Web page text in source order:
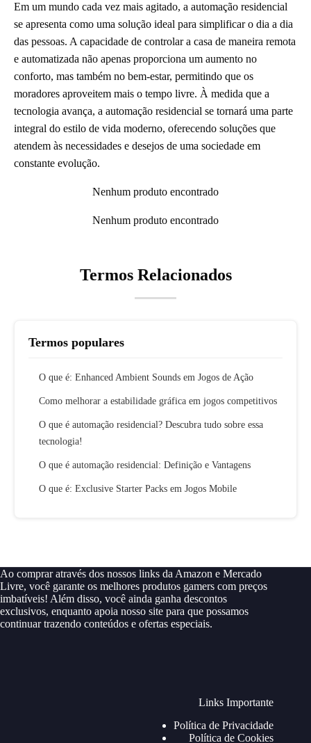
Em um mundo cada vez mais agitado, a automação residencial
se apresenta como uma solução ideal para simplificar o dia a dia
das pessoas. A capacidade de controlar a casa de maneira remota
e automatizada não apenas proporciona um aumento no
conforto, mas também no bem-estar, permitindo que os
moradores aproveitem mais o tempo livre. À medida que a
tecnologia avança, a automação residencial se tornará uma parte
integral do estilo de vida moderno, oferecendo soluções que
atendem às necessidades e desejos de uma sociedade em
constante evolução.
Nenhum produto encontrado
Nenhum produto encontrado
Termos Relacionados
Termos populares
O que é: Enhanced Ambient Sounds em Jogos de Ação
Como melhorar a estabilidade gráfica em jogos competitivos
O que é automação residencial? Descubra tudo sobre essa
tecnologia!
O que é automação residencial: Definição e Vantagens
O que é: Exclusive Starter Packs em Jogos Mobile
Ao comprar através dos nossos links da Amazon e Mercado
Livre, você garante os melhores produtos gamers com preços
imbatíveis! Além disso, você ainda ganha descontos
exclusivos, enquanto apoia nosso site para que possamos
continuar trazendo conteúdos e ofertas especiais.
Links Importante
Política de Privacidade
Política de Cookies